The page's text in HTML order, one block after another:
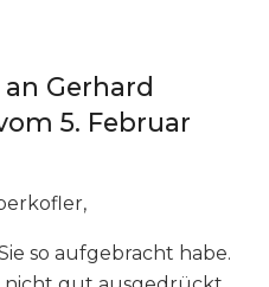
Gerhard
5. Februar
so aufgebracht habe.